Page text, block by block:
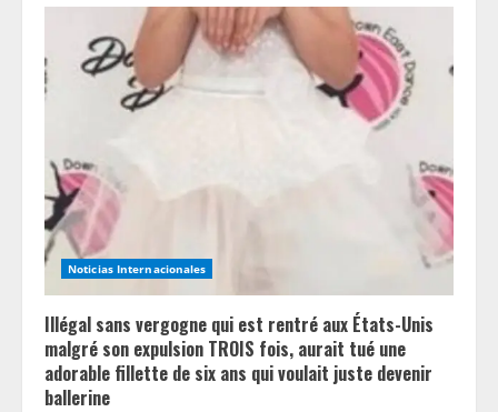
Noticias Internacionales
Illégal sans vergogne qui est rentré aux États-Unis
malgré son expulsion TROIS fois, aurait tué une
adorable fillette de six ans qui voulait juste devenir
ballerine